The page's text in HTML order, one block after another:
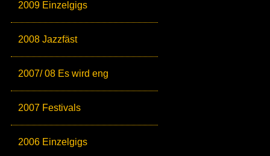
2009 Einzelgigs
2008 Jazzfäst
2007/ 08 Es wird eng
2007 Festivals
2006 Einzelgigs